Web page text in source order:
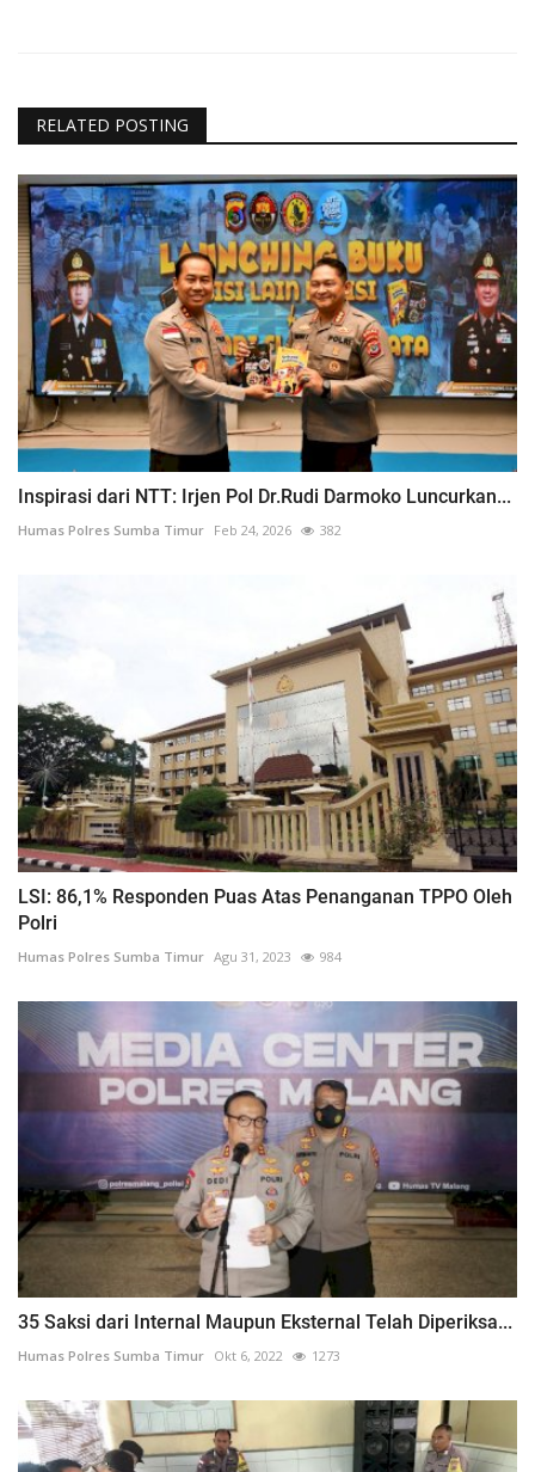
RELATED POSTING
Inspirasi dari NTT: Irjen Pol Dr.Rudi Darmoko Luncurkan...
Humas Polres Sumba Timur Feb 24, 2026 382
LSI: 86,1% Responden Puas Atas Penanganan TPPO Oleh
Polri
Humas Polres Sumba Timur Agu 31, 2023 984
35 Saksi dari Internal Maupun Eksternal Telah Diperiksa...
Humas Polres Sumba Timur Okt 6, 2022 1273